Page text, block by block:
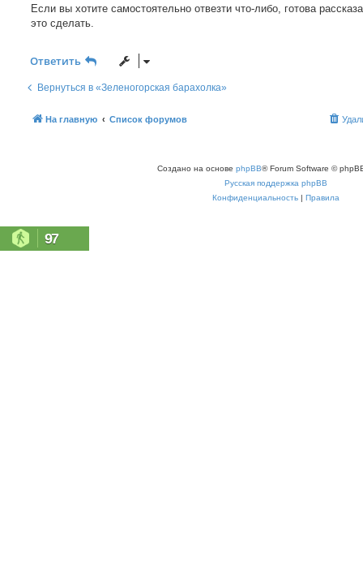
Если вы хотите самостоятельно отвезти что-либо, готова
это сделать.
Ответить
Вернуться в «Зеленогорская барахолка»
На главную Список форумов
Создано на основе phpBB® Forum Software ©
Русская поддержка phpBB
Конфиденциальность | Правила
97